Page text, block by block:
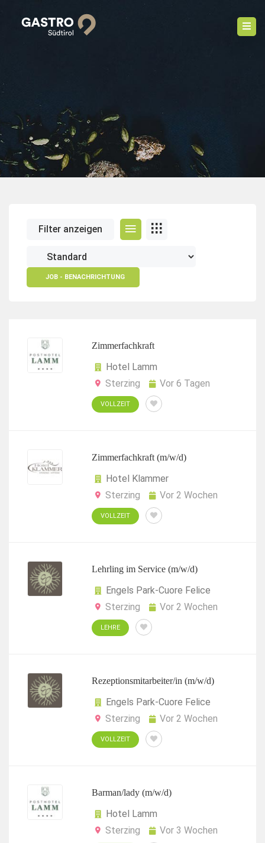
Filter anzeigen
JOB - BENACHRICHTUNG
Zimmerfachkraft
Hotel Lamm
Sterzing
Vor 6 Tagen
VOLLZEIT
Zimmerfachkraft (m/w/d)
Hotel Klammer
Sterzing
Vor 2 Wochen
VOLLZEIT
Lehrling im Service (m/w/d)
Engels Park-Cuore Felice
Sterzing
Vor 2 Wochen
LEHRE
Rezeptionsmitarbeiter/in (m/w/d)
Engels Park-Cuore Felice
Sterzing
Vor 2 Wochen
VOLLZEIT
Barman/lady (m/w/d)
Hotel Lamm
Sterzing
Vor 3 Wochen